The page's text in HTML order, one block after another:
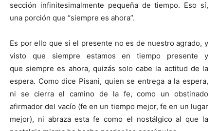
sección infinitesimalmente pequeña de tiempo. Eso sí,
una porción que “siempre es ahora”.
Es por ello que si el presente no es de nuestro agrado, y
visto que siempre estamos en tiempo presente y
que siempre es ahora, quizás solo cabe la actitud de la
espera. Como dice Pisani, quien se entrega a la espera,
ni se cierra el camino de la fe, como un obstinado
afirmador del vacío (fe en un tiempo mejor, fe en un lugar
mejor), ni abraza esta fe como el nostálgico al que la